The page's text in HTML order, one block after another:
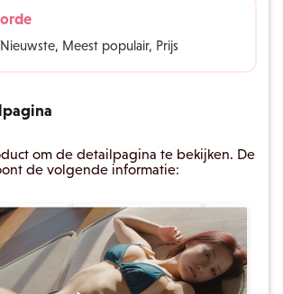
Meest populair, Prijs
om de detailpagina te bekijken. De
de volgende informatie: